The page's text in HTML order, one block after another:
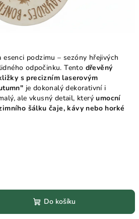
podzimu – sezóny hřejivých
odpočinku. Tento dřevěný
s precizním laserovým
je dokonalý dekorativní i
ale vkusný detail, kterýumocní
šálku čaje, kávy nebo horké
Do košíku